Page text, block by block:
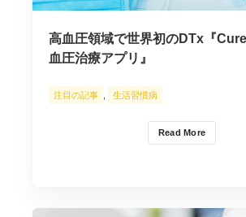
高血圧領域で世界初のDTx『
血圧治療アプリ』
Read More
注目の記事 生活習慣病